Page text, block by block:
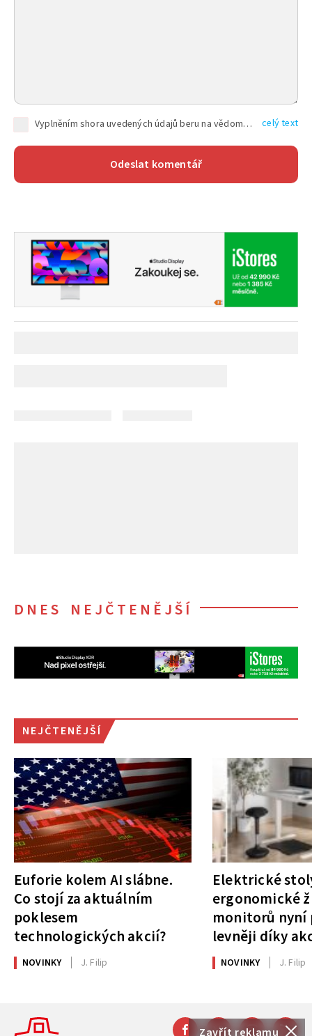
Zavřít reklamu
Vyplněním shora uvedených údajů beru na vědomí, že společnost TEXT FACTORY s.r.o., sídlem Brno, Durďákova 336/29, Černá Pole, PSČ: 613 00, IČ: 06157831, zapsané u Krajského soudu v Brně, oddíl C, vložka 100399, bude zpracovávat mé osobní údaje uvedené v rámci mnou vyplněného registračního formuláře na základě oprávněných zájmů TEXT FACTORY s.r.o. dle čl. 6 odst. 1 písm. f) GDPR a pro splnění právních povinností (čl. 6 odst. 1 písm. c) GDPR), a to pro tyto účely: nezbytnost zajistit oprávnění návštěvníka webových stránek provozovaných společností TEXT FACTORY s.r.o. přispívat aktivně ke zveřejněným článkům nebo v rámci diskusních fór a výkon práv TEXT FACTORY s.r.o. jako administrátora těchto diskusních fór. Více informací o zpracování osobních údajů a právech lze nalézt v celý text
DNES NEJČTENĚJŠÍ
NEJČTENĚJŠÍ
Euforie kolem AI slábne.
Co stojí za aktuálním
poklesem
technologických akcií?
NOVINKY J. Filip
Elektrické
ergonomické
monitorů
levněji díky
NOVINKY J. Filip